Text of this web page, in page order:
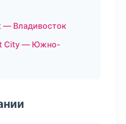
— Владивосток
City — Южно-